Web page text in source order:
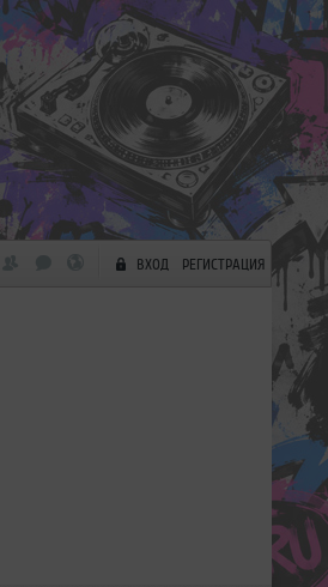
ВХОД РЕГИСТРАЦИЯ